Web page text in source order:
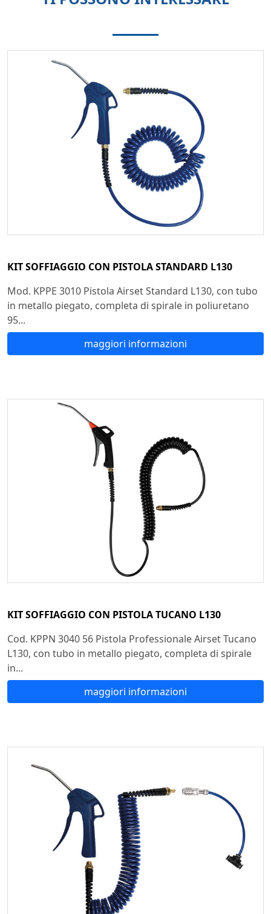
KIT SOFFIAGGIO CON PISTOLA STANDARD L130
Mod. KPPE 3010 Pistola Airset Standard L130, con tubo
in metallo piegato, completa di spirale in poliuretano
95...
maggiori informazioni
KIT SOFFIAGGIO CON PISTOLA TUCANO L130
Cod. KPPN 3040 56 Pistola Professionale Airset Tucano
L130, con tubo in metallo piegato, completa di spirale
in...
maggiori informazioni